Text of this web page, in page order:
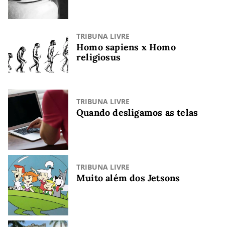
TRIBUNA LIVRE
Homo sapiens x Homo
religiosus
TRIBUNA LIVRE
Quando desligamos as telas
TRIBUNA LIVRE
Muito além dos Jetsons